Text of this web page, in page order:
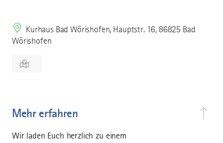
Kurhaus Bad Wörishofen, Hauptstr. 16, 86825 Bad
Wörishofen
Mehr erfahren
Wir laden Euch herzlich zu einem